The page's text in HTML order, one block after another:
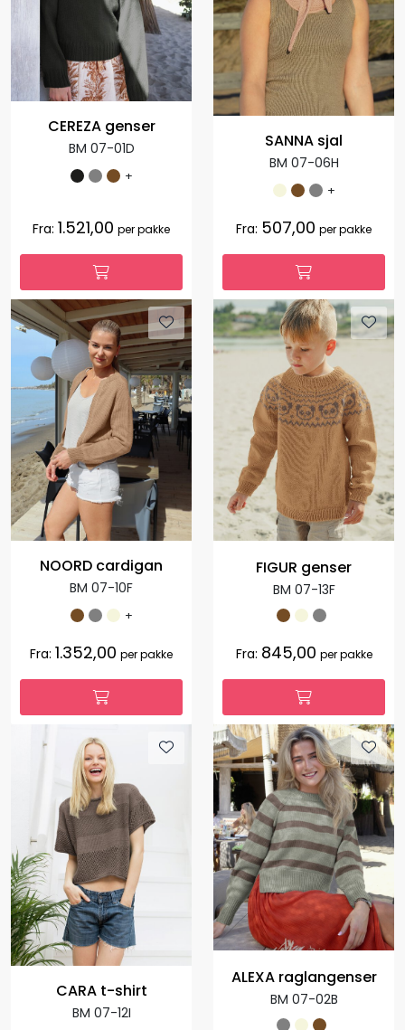
CEREZA genser
BM 07-01D
+
Fra: 1.521,00 per pakke
SANNA sjal
BM 07-06H
+
Fra: 507,00 per pakke
NOORD cardigan
BM 07-10F
+
Fra: 1.352,00 per pakke
FIGUR genser
BM 07-13F
Fra: 845,00 per pakke
CARA t-shirt
BM 07-12I
ALEXA raglangenser
BM 07-02B